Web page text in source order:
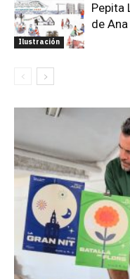
Ilustración
Pepita
de